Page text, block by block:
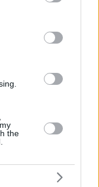
party tags to
in below Google
the
μαζί σας!
ζωντανα ήσυχα